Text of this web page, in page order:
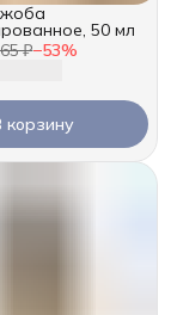
₽−53%
50 мл
корзину